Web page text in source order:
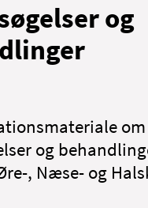
og
og
, Næse- og